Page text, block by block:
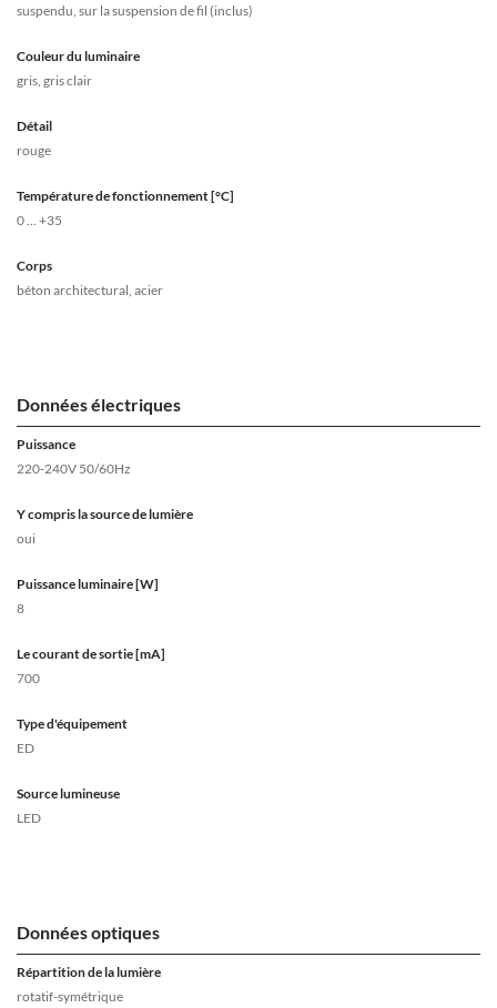
suspendu, sur la suspension de fil (inclus)
Couleur du luminaire
gris, gris clair
Détail
rouge
Température de fonctionnement [°C]
0 ... +35
Corps
béton architectural, acier
Données électriques
Puissance
220-240V 50/60Hz
Y compris la source de lumière
oui
Puissance luminaire [W]
8
Le courant de sortie [mA]
700
Type d'équipement
ED
Source lumineuse
LED
Données optiques
Répartition de la lumière
rotatif-symétrique